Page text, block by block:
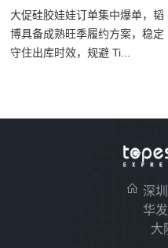
大促硅胶娃娃订单集中爆单，韬
博具备成熟旺季履约方案，稳定
守住出库时效，规避 Ti...
深
华
大